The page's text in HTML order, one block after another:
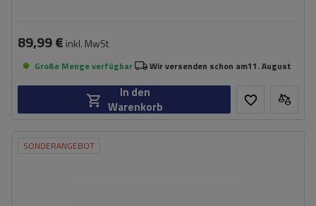
89,99 € inkl. MwSt
Große Menge verfügbar Wir versenden schon am11. August
In den
Warenkorb
SONDERANGEBOT